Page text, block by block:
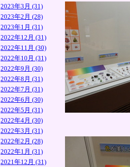
2023年3月 (31)
2023年2月 (28)
2023年1月 (31)
2022年12月 (31)
2022年11月 (30)
2022年10月 (31)
2022年9月 (30)
2022年8月 (31)
2022年7月 (31)
2022年6月 (30)
2022年5月 (31)
2022年4月 (30)
2022年3月 (31)
2022年2月 (28)
2022年1月 (31)
2021年12月 (31)